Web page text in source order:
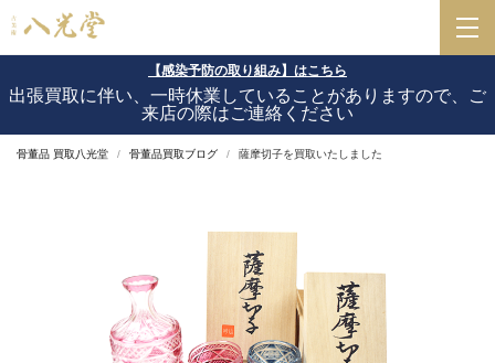
【感染予防の取り組み】はこちら
出張買取に伴い、一時休業していることがありますので、ご
来店の際はご連絡ください
骨董品 買取八光堂 骨董品買取ブログ 薩摩切子を買取いたしました